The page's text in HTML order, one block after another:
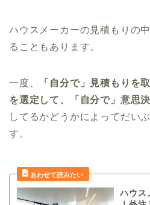
ハウスメーカーの見積もりの
ることもあります。
一度、
「自分で」見積もりを
を選定して、「自分で」意思
してるかどうかによってだい
す。
ハウス